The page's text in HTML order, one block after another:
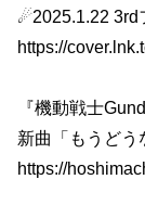
☄2025.1.22 3rd
https://
『機動戦士
新曲「もうど
https://